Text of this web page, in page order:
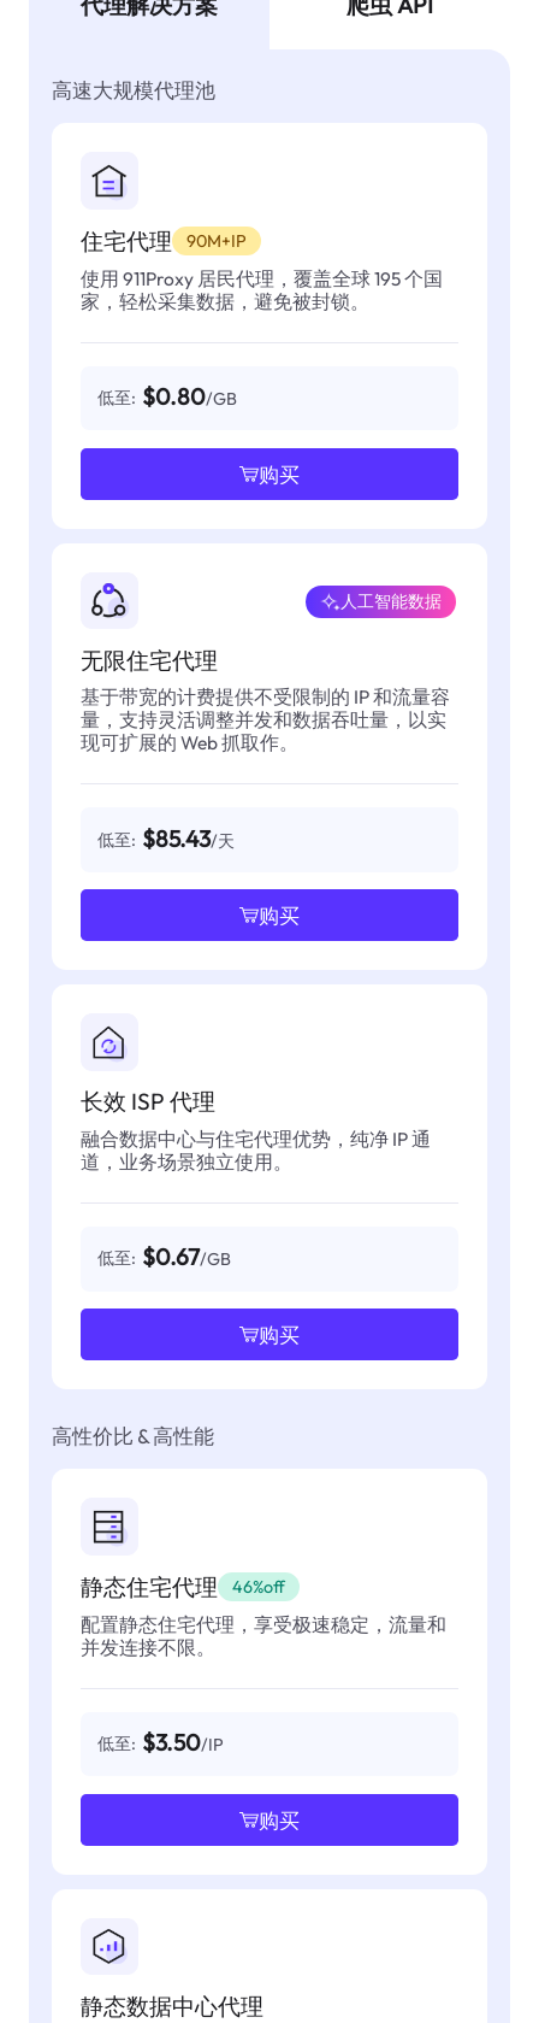
高速大规模代理池
住宅代理 90M+IP
使用 911Proxy 居民代理，覆盖全球 195 个国
家，轻松采集数据，避免被封锁。
低至: $0.80/GB
购买
无限住宅代理
人工智能数据
基于带宽的计费提供不受限制的 IP 和流量容
量，支持灵活调整并发和数据吞吐量，以实
现可扩展的 Web 抓取作。
低至: $85.43/天
购买
长效 ISP 代理
融合数据中心与住宅代理优势，纯净 IP 通
道，业务场景独立使用。
低至: $0.67/GB
购买
高性价比 & 高性能
静态住宅代理 46%off
配置静态住宅代理，享受极速稳定，流量和
并发连接不限。
低至: $3.50/IP
购买
静态数据中心代理